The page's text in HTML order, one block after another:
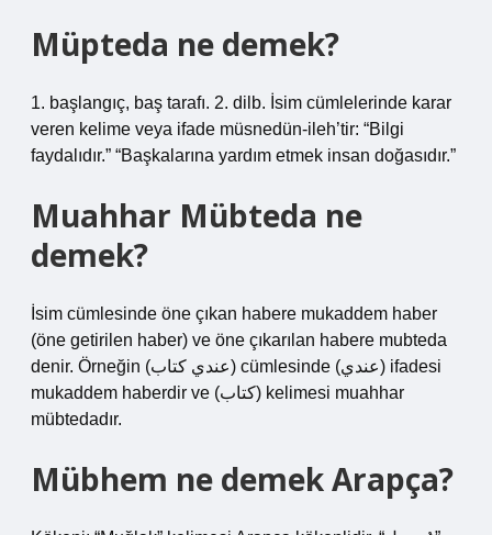
Müpteda ne demek?
1. başlangıç, baş tarafı. 2. dilb. İsim cümlelerinde karar
veren kelime veya ifade müsnedün-ileh’tir: “Bilgi
faydalıdır.” “Başkalarına yardım etmek insan doğasıdır.”
Muahhar Mübteda ne
demek?
İsim cümlesinde öne çıkan habere mukaddem haber
(öne getirilen haber) ve öne çıkarılan habere mubteda
denir. Örneğin (عندي كتاب) cümlesinde (عندي) ifadesi
mukaddem haberdir ve (كتاب) kelimesi muahhar
mübtedadır.
Mübhem ne demek Arapça?